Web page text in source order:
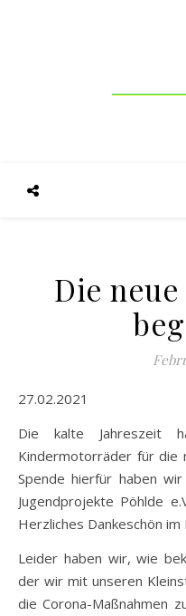
Die neue
27.02.2021
Die kalte Jahreszeit
Kindermotorräder für die
Spende hierfür haben
Jugendprojekte Pöhlde
Herzliches Dankeschön im
Leider haben wir, wie
der wir mit unseren
die Corona-Maßnahmen